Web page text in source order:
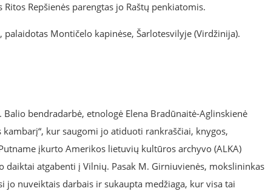
Repšienės parengtas jo Raštų penkiatomis.
Montičelo kapinėse, Šarlotesvilyje (Virdžinija).
bendradarbė, etnologė Elena Bradūnaitė-Aglinskienė
kur saugomi jo atiduoti rankraščiai, knygos,
įkurto Amerikos lietuvių kultūros archyvo (ALKA)
atgabenti į Vilnių. Pasak M. Girniuvienės, mokslininkas
jo nuveiktais darbais ir sukaupta medžiaga, kur visa tai